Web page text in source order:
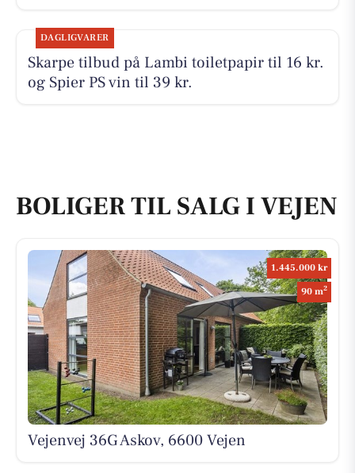
DAGLIGVARER
Skarpe tilbud på Lambi toiletpapir til 16 kr.
og Spier PS vin til 39 kr.
BOLIGER TIL SALG I VEJEN
1.445.000 kr
90 m2
Vejenvej 36G Askov, 6600 Vejen